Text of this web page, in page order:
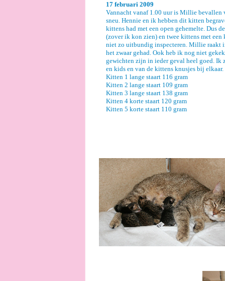
17 februari 2009
Vannacht vanaf 1.00 uur is Millie bevallen
sneu. Hennie en ik hebben dit kitten
kittens had met een open gehemelte. Dus
(zover ik kon zien) en twee kittens met
niet zo uitbundig inspecteren. Millie raakt
het zwaar gehad. Ook heb ik nog niet
gewichten zijn in ieder geval heel goed. Ik
en kids en van de kittens knusjes bij elkaar.
Kitten 1 lange staart 116 gram
Kitten 2 lange staart 109 gram
Kitten 3 lange staart 138 gram
Kitten 4 korte staart 120 gram
Kitten 5 korte staart 110 gram